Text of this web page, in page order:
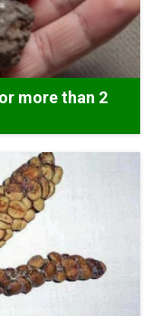
more than 2